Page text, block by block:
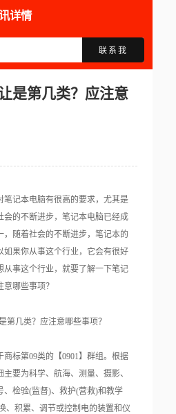
详情
联系我
是第几类？应注意
记本电脑有很高的要求，尤其是
会的不断进步，笔记本电脑已经成
，随着社会的不断进步，笔记本的
如果你从事这个行业，它会有很好
从事这个行业，就要了解一下笔记
哪些事项？
标第09类的【0901】群组。根据
要为科学、航海、测量、摄影、
、检验(监督)、救护(营救)和教学
、积累、调节或控制电的装置和仪